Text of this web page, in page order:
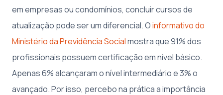
em empresas ou condomínios, concluir cursos de
atualização pode ser um diferencial. Oinformativo do
Ministério da Previdência Socialmostra que 91% dos
profissionais possuem certificação em nível básico.
Apenas 6% alcançaram o nível intermediário e 3% o
avançado. Por isso, percebo na prática a importância